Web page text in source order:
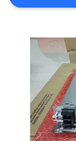
QUALITÉ